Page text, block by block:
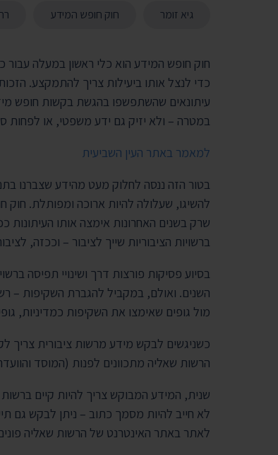
גיא זומר חוק חופש המידע
חוק חופש המידע הוא כלי ראשון במעלה עבור
כדי לנצל אותו ביעילות צריך להתמקצע.
עיתונאים שהשתפשפו בהגשת בקשות חופש
במטרה – ולא יזיק גם ידע משפטי, או לפחות
למאמר באתר העין השביעית
בטור הזה ננסה לחלוק מעט מהידע שצברנו
שרק בשנים האחרונות אימצה אותו העיתונות
ברשויות הציבוריות שייך לציבור – וככזה,
בסיוע פסיקות פורצות דרך ושינויי תפיסה
השנים. ואולם, במקביל להגברת השקיפות –
מול גופים שאימצו את השקיפות כמדיניות,
כשניגשים לבקש מידע מרשות ציבורית צריך
הרשות שאליה מתכוונים לפנות (המוסד
שנית, המידע המבוקש צריך להיות קיים
לא חייב להיות מסמך כתוב – ניתן לבקש גם
לאתר באתר האינטרנט של הרשות שאליה